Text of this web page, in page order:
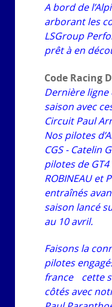
A bord de
arborant les
LSGroup
prêt à en
Code Racing
Dernière
saison avec
Circuit Paul
Nos pilotes
CGS - Catelin
pilotes de
ROBINEAU et
entraînés
saison lancé
au 10 avril.
Faisons la
pilotes
france cette
côtés avec